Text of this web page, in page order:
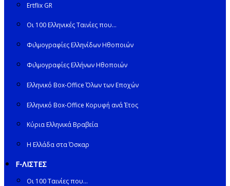
Ertflix GR
Οι 100 Ελληνικές Ταινίες που…
Φιλμογραφίες Ελληνίδων Ηθοποιών
Φιλμογραφίες Ελλήνων Ηθοποιών
Ελληνικό Box-Office Όλων των Εποχών
Ελληνικό Box-Office Κορυφή ανά Έτος
Κύρια Ελληνικά Βραβεία
Η Ελλάδα στα Όσκαρ
F-ΛΙΣΤΕΣ
Οι 100 Ταινίες που…